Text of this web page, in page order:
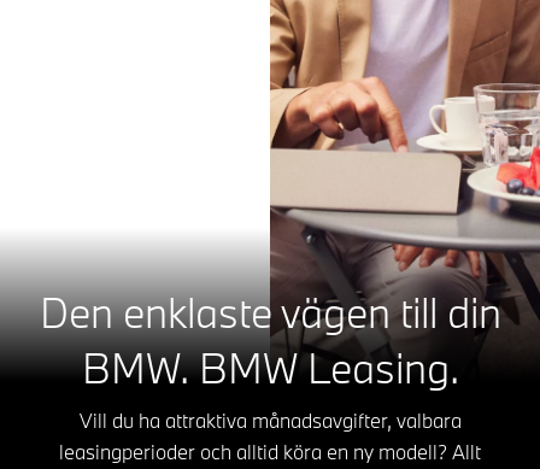
Den enklaste vägen till din
BMW. BMW Leasing.
Vill du ha attraktiva månadsavgifter, valbara
leasingperioder och alltid köra en ny modell? Allt